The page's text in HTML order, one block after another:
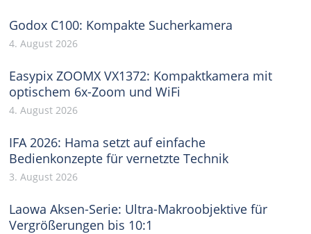
Godox C100: Kompakte Sucherkamera
4. August 2026
Easypix ZOOMX VX1372: Kompaktkamera mit
optischem 6x-Zoom und WiFi
4. August 2026
IFA 2026: Hama setzt auf einfache
Bedienkonzepte für vernetzte Technik
3. August 2026
Laowa Aksen-Serie: Ultra-Makroobjektive für
Vergrößerungen bis 10:1